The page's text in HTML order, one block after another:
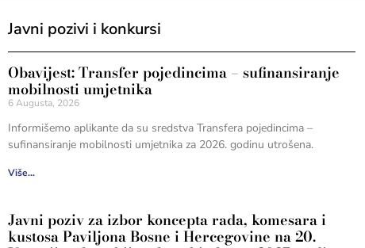
Javni pozivi i konkursi
Obavijest: Transfer pojedincima – sufinansiranje
mobilnosti umjetnika
6 Augusta, 2026
Informišemo aplikante da su sredstva Transfera pojedincima –
sufinansiranje mobilnosti umjetnika za 2026. godinu utrošena.
Više...
Javni poziv za izbor koncepta rada, komesara i
kustosa Paviljona Bosne i Hercegovine na 20.